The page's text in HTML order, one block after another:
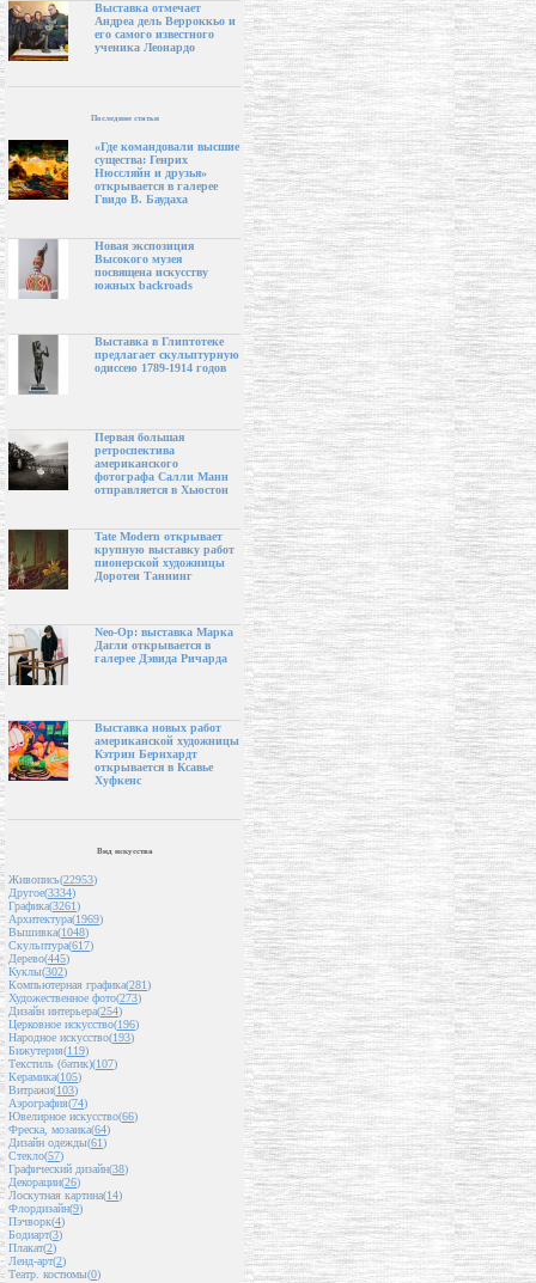
Выставка отмечает
Андреа дель Верроккьо и
его самого известного
ученика Леонардо
Последние статьи
«Где командовали высшие
существа: Генрих
Нюссляйн и друзья»
открывается в галерее
Гвидо В. Баудаха
Новая экспозиция
Высокого музея
посвящена искусству
южных backroads
Выставка в Глиптотеке
предлагает скульптурную
одиссею 1789-1914 годов
Первая большая
ретроспектива
американского
фотографа Салли Манн
отправляется в Хьюстон
Tate Modern открывает
крупную выставку работ
пионерской художницы
Доротеи Таннинг
Neo-Op: выставка Марка
Дагли открывается в
галерее Дэвида Ричарда
Выставка новых работ
американской художницы
Кэтрин Бернхардт
открывается в Ксавье
Хуфкенс
Вид искусства
Живопись(22953)
Другое(3334)
Графика(3261)
Архитектура(1969)
Вышивка(1048)
Скульптура(617)
Дерево(445)
Куклы(302)
Компьютерная графика(281)
Художественное фото(273)
Дизайн интерьера(254)
Церковное искусство(196)
Народное искусство(193)
Бижутерия(119)
Текстиль (батик)(107)
Керамика(105)
Витражи(103)
Аэрография(74)
Ювелирное искусство(66)
Фреска, мозаика(64)
Дизайн одежды(61)
Стекло(57)
Графический дизайн(38)
Декорации(26)
Лоскутная картина(14)
Флордизайн(9)
Пэчворк(4)
Бодиарт(3)
Плакат(2)
Ленд-арт(2)
Театр. костюмы(0)